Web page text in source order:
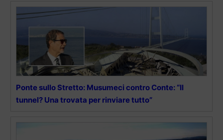
Ponte sullo Stretto: Musumeci contro Conte: “Il
tunnel? Una trovata per rinviare tutto”